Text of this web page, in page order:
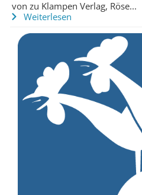
von zu Klampen Verlag, Röse...
Weiterlesen